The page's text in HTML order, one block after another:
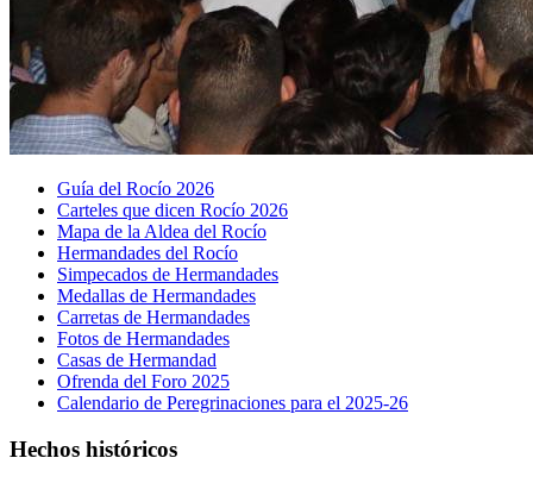
Guía del Rocío 2026
Carteles que dicen Rocío 2026
Mapa de la Aldea del Rocío
Hermandades del Rocío
Simpecados de Hermandades
Medallas de Hermandades
Carretas de Hermandades
Fotos de Hermandades
Casas de Hermandad
Ofrenda del Foro 2025
Calendario de Peregrinaciones para el 2025-26
Hechos históricos